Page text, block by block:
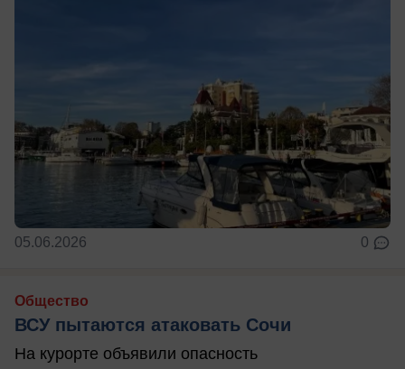
05.06.2026 0
Общество
ВСУ пытаются атаковать Сочи
На курорте объявили опасность